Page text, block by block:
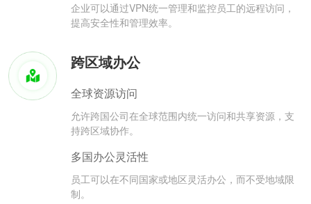
企业可以通过VPN统一管理和监控员工的远程访问，
提高安全性和管理效率。
跨区域办公
全球资源访问
允许跨国公司在全球范围内统一访问和共享资源，支
持跨区域协作。
多国办公灵活性
员工可以在不同国家或地区灵活办公，而不受地域限
制。